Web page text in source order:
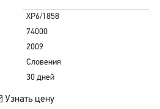
XP6/1858
74000
2009
Словения
30 дней
Узнать цену